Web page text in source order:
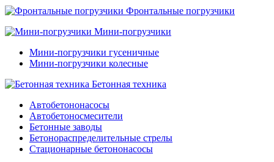
Фронтальные погрузчики
Мини-погрузчики
Мини-погрузчики гусеничные
Мини-погрузчики колесные
Бетонная техника
Автобетононасосы
Автобетоносмесители
Бетонные заводы
Бетонораспределительные стрелы
Стационарные бетононасосы